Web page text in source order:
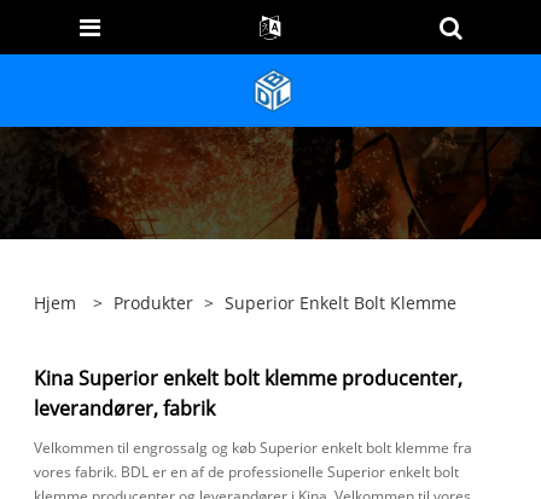
Hjem > Produkter > Superior Enkelt Bolt Klemme
Kina Superior enkelt bolt klemme producenter,
leverandører, fabrik
Velkommen til engrossalg og køb Superior enkelt bolt klemme fra
vores fabrik. BDL er en af ​​de professionelle Superior enkelt bolt